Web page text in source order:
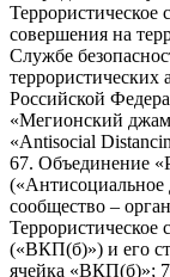
Террористическое
совершения на
Службе
террористических
Российской
«Мегионский
«Antisocial
67. Объединение
(«Антисоциальное
сообщество –
(«ВКП(б)») и его
ячейка «ВКП(б)»;